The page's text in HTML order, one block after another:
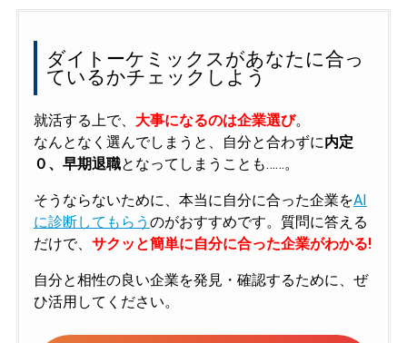
ダイトーケミックスがあなたに合っ
ているかチェックしよう
就活する上で、 大事になるのは企業選び。
なんとなく選んでしまうと、自分と合わずに内定
０、早期退職となってしまうことも……。
そうならないために、本当に自分に合った企業をAI
に診断してもらう のがおすすめです。質問に答える
だけで、 サクッと簡単に自分に合った企業がわかる!
自分と相性の良い企業を発見・確認するために、ぜ
ひ活用してください。